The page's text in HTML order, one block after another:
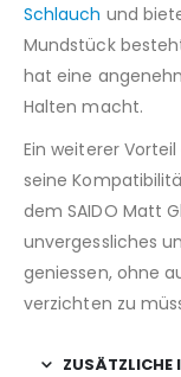
Schlauch und
Mundstück
hat eine
Halten macht.
Ein weiterer
seine
dem SAIDO Matt
unvergessliches
geniessen, ohne
verzichten zu
ZUSÄTZLICHE